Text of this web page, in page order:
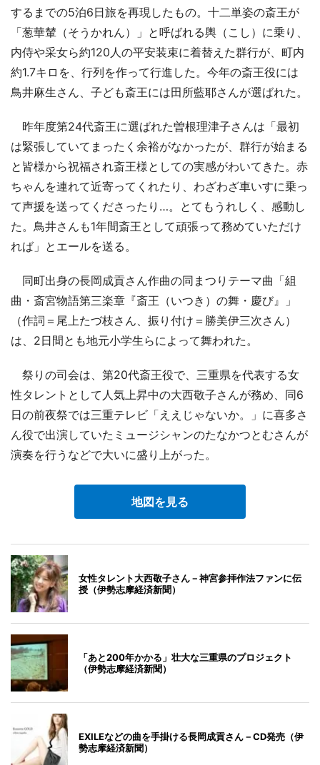
するまでの5泊6日旅を再現したもの。十二単姿の斎王が
「葱華輦（そうかれん）」と呼ばれる輿（こし）に乗り、
内侍や采女ら約120人の平安装束に着替えた群行が、町内
約1.7キロを、行列を作って行進した。今年の斎王役には
鳥井麻生さん、子ども斎王には田所藍耶さんが選ばれた。
昨年度第24代斎王に選ばれた曽根理津子さんは「最初
は緊張していてまったく余裕がなかったが、群行が始まる
と皆様から祝福され斎王様としての実感がわいてきた。赤
ちゃんを連れて近寄ってくれたり、わざわざ車いすに乗っ
て声援を送ってくださったり…。とてもうれしく、感動し
た。鳥井さんも1年間斎王として頑張って務めていただけ
れば」とエールを送る。
同町出身の長岡成貢さん作曲の同まつりテーマ曲「組
曲・斎宮物語第三楽章『斎王（いつき）の舞・慶び』」
（作詞＝尾上たづ枝さん、振り付け＝勝美伊三次さん）
は、2日間とも地元小学生らによって舞われた。
祭りの司会は、第20代斎王役で、三重県を代表する女
性タレントとして人気上昇中の大西敬子さんが務め、同6
日の前夜祭では三重テレビ「ええじゃないか。」に喜多さ
ん役で出演していたミュージシャンのたなかつとむさんが
演奏を行うなどで大いに盛り上がった。
地図を見る
女性タレント大西敬子さん－神宮参拝作法ファンに伝
授（伊勢志摩経済新聞）
「あと200年かかる」壮大な三重県のプロジェクト
（伊勢志摩経済新聞）
EXILEなどの曲を手掛ける長岡成貢さん－CD発売（伊
勢志摩経済新聞）